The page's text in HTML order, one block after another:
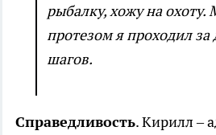
рыбалку, хожу на охоту.
протезом я проходил за
шагов.
Справедливость. Кирилл –